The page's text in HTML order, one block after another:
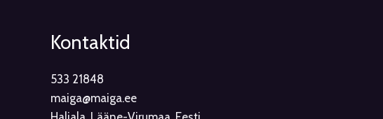
Kontaktid
533 21848
maiga@maiga.ee